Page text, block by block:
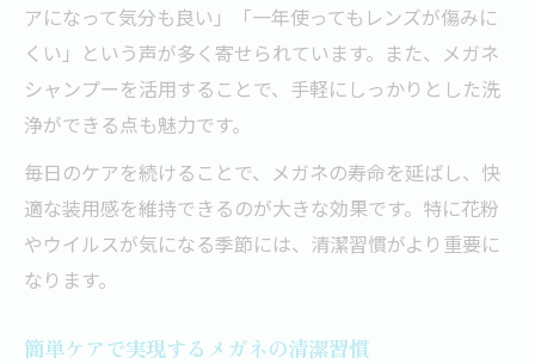
アになって気分も良い」「一年使ってもレンズが傷みに
くい」という声が多く寄せられています。また、メガネ
シャンプーを活用することで、手軽にしっかりとした洗
浄ができる点も魅力です。
毎日のケアを続けることで、メガネの寿命を延ばし、快
適な装用感を維持できるのが大きな効果です。特に花粉
やウイルスが気になる季節には、清潔習慣がより重要に
なります。
簡単ケアで実現するメガネの清潔習慣